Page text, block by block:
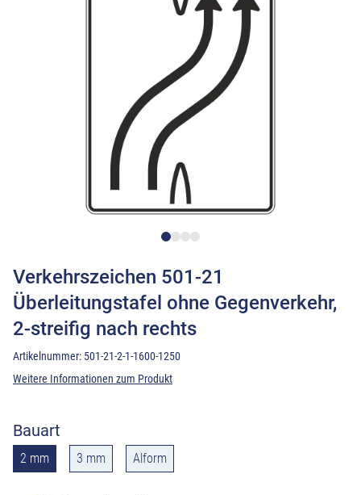
Verkehrszeichen 501-21
Überleitungstafel ohne Gegenverkehr,
2-streifig nach rechts
Artikelnummer: 501-21-2-1-1600-1250
Weitere Informationen zum Produkt
Bauart
2 mm 3 mm Alform